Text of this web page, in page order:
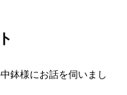
鉢様にお話を伺いまし